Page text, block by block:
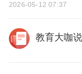
2026-05-12 07:37
教育大咖说